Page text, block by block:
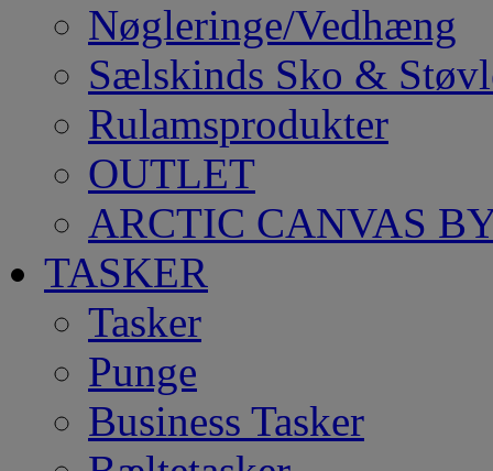
Nøgleringe/Vedhæng
Sælskinds Sko &
Rulamsprodukter
OUTLET
ARCTIC CANVAS
TASKER
Tasker
Punge
Business Tasker